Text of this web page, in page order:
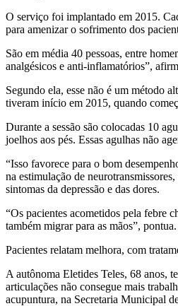
O serviço foi implantado em 2015.
para amenizar o sofrimento dos
São em média 40 pessoas, entre
analgésicos e anti-inflamatórios”,
Segundo ela, esse não é um método
tiveram início em 2015, quando
Durante a sessão são colocadas 10
joelhos aos pés. Essas agulhas não
“Isso favorece para o bom
na estimulação de
sintomas da depressão e das dores.
“Os pacientes acometidos pela febre
também migrar para as mãos”, pontua.
Pacientes relatam melhora, com
A autônoma Eletides Teles, 68 anos,
articulações não consegue mais
acupuntura, na Secretaria Municipal